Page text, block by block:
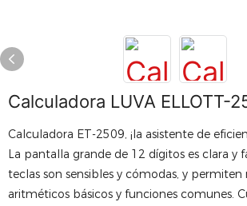
Calculadora LUVA ELLOTT-
Calculadora ET-2509, ¡la asistente de
La pantalla grande de 12 dígitos es clara y
teclas son sensibles y cómodas, y permiten
aritméticos básicos y funciones comunes.